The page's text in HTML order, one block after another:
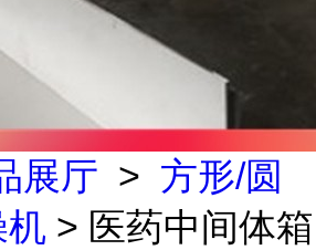
展厅 > 方形/圆
> 医药中间体箱